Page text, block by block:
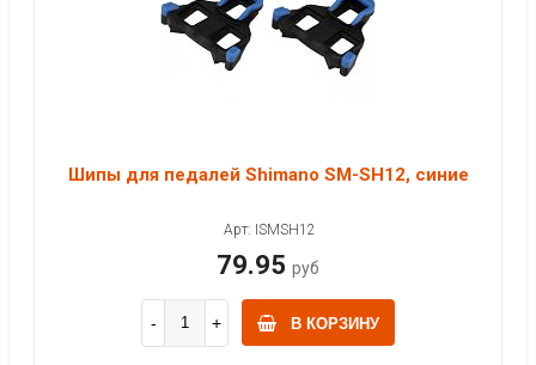
Шипы для педалей Shimano SM-SH12, синие
Арт: ISMSH12
79.95 руб
В КОРЗИНУ